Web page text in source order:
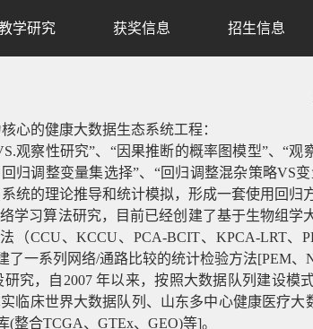
学研究 获奖信息 招生信息
心的健康大数据生态系统工程：
观察性研究”、“因果推断的概率图模型”、“观
归调整变量集选择”、“回归调整混杂策略VS
统的理论推导和统计模拟，形成一套使用回归
学习算法研究，目前已经创建了基于生物组学
CCU、KCCU、PCA-BCIT、KPCA-LRT、
了一系列网络/通路比较的统计检验方法[PEM、
究，自2007 年以来，按照大数据队列建设模
临床世界大数据队列、山东多中心健康医疗大
整合TCGA、GTEx、GEO)等]。